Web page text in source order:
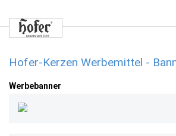
Hofer-Kerzen Werbemittel -
Werbebanner